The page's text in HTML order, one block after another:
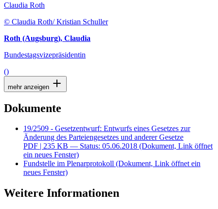
Claudia Roth
© Claudia Roth/ Kristian Schuller
Roth (Augsburg), Claudia
Bundestagsvizepräsidentin
()
mehr anzeigen
Dokumente
19/2509 - Gesetzentwurf: Entwurfs eines Gesetzes zur
Änderung des Parteiengesetzes und anderer Gesetze
PDF | 235 KB — Status: 05.06.2018 (Dokument, Link öffnet
ein neues Fenster)
Fundstelle im Plenarprotokoll (Dokument, Link öffnet ein
neues Fenster)
Weitere Informationen